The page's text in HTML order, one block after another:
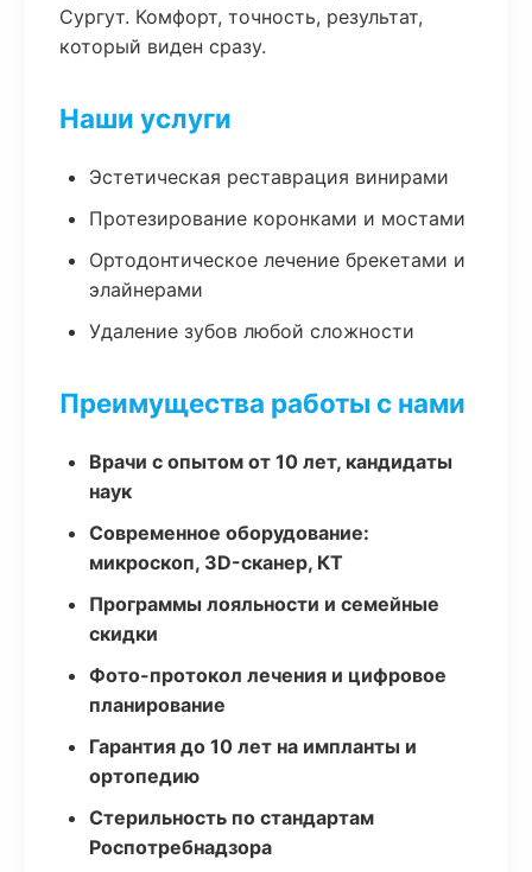
Сургут. Комфорт, точность, результат,
который виден сразу.
Наши услуги
Эстетическая реставрация винирами
Протезирование коронками и мостами
Ортодонтическое лечение брекетами и
элайнерами
Удаление зубов любой сложности
Преимущества работы с нами
Врачи с опытом от 10 лет, кандидаты
наук
Современное оборудование:
микроскоп, 3D-сканер, КТ
Программы лояльности и семейные
скидки
Фото-протокол лечения и цифровое
планирование
Гарантия до 10 лет на импланты и
ортопедию
Стерильность по стандартам
Роспотребнадзора